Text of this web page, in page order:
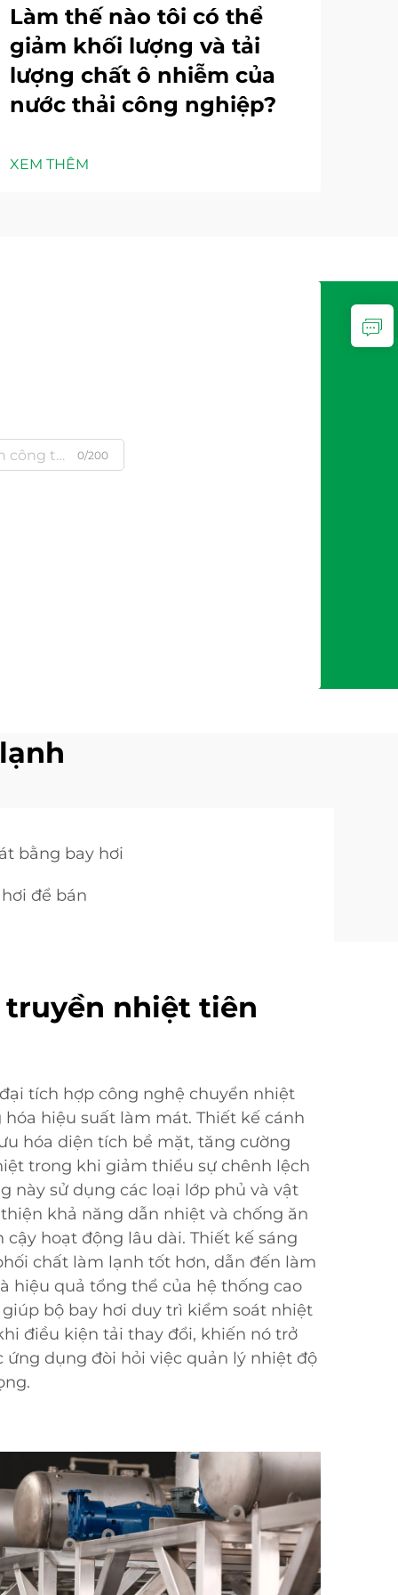
Làm thế nào tôi có thể
giảm khối lượng và tải
lượng chất ô nhiễm của
nước thải công nghiệp?
XEM THÊM
0/200
bằng bay hơi
để bán
truyền nhiệt tiên
tích hợp công nghệ chuyển nhiệt
hiệu suất làm mát. Thiết kế cánh
hóa diện tích bề mặt, tăng cường
trong khi giảm thiểu sự chênh lệch
này sử dụng các loại lớp phủ và vật
khả năng dẫn nhiệt và chống ăn
hoạt động lâu dài. Thiết kế sáng
chất làm lạnh tốt hơn, dẫn đến làm
hiệu quả tổng thể của hệ thống cao
bộ bay hơi duy trì kiểm soát nhiệt
điều kiện tải thay đổi, khiến nó trở
ứng dụng đòi hỏi việc quản lý nhiệt độ